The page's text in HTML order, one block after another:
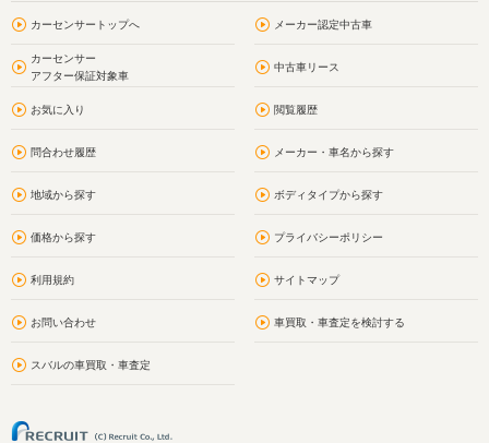
カーセンサートップへ メーカー認定中古車
カーセンサー
アフター保証対象車
中古車リース
お気に入り 閲覧履歴
問合わせ履歴 メーカー・車名から探す
地域から探す ボディタイプから探す
価格から探す プライバシーポリシー
利用規約 サイトマップ
お問い合わせ 車買取・車査定を検討する
スバルの車買取・車査定